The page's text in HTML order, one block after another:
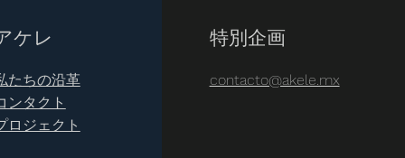
ケレ
たちの沿革
ンタクト
ロジェクト
特別企画
contacto@akele.mx